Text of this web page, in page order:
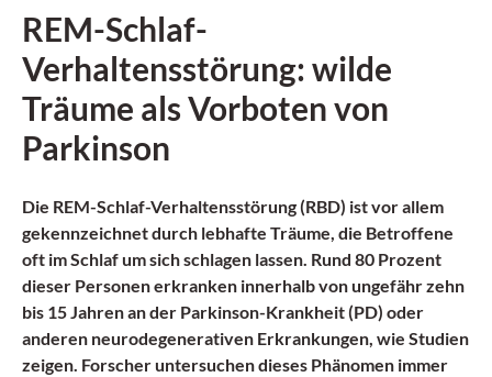
REM-Schlaf-
Verhaltensstörung: wilde
Träume als Vorboten von
Parkinson
Die REM-Schlaf-Verhaltensstörung (RBD) ist vor allem
gekennzeichnet durch lebhafte Träume, die Betroffene
oft im Schlaf um sich schlagen lassen. Rund 80 Prozent
dieser Personen erkranken innerhalb von ungefähr zehn
bis 15 Jahren an der Parkinson-Krankheit (PD) oder
anderen neurodegenerativen Erkrankungen, wie Studien
zeigen. Forscher untersuchen dieses Phänomen immer